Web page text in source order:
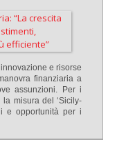
e risorse
finanziaria a
assunzioni. Per i
misura del ‘Sicily-
e opportunità per i